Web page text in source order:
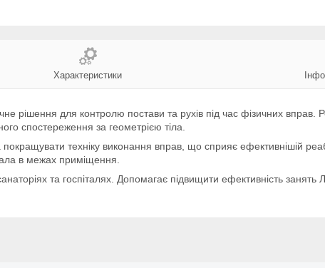
Характеристики
рішення для контролю постави та рухів під час фізичних
спостереження за геометрією тіла.
техніку виконання вправ, що сприяє ефективнішій
в межах приміщення.
та госпіталях. Допомагає підвищити ефективність занять